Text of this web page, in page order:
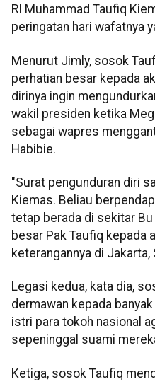
RI Muhammad Taufiq
peringatan hari wafatnya
Menurut Jimly, sosok
perhatian besar kepada
dirinya ingin
wakil presiden ketika
sebagai wapres
Habibie.
"Surat pengunduran diri
Kiemas. Beliau
tetap berada di sekitar
besar Pak Taufiq kepada
keterangannya di Jakarta,
Legasi kedua, kata dia,
dermawan kepada
istri para tokoh nasional
sepeninggal suami
Ketiga, sosok Taufiq